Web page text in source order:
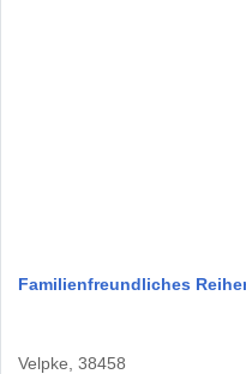
Familienfreundliches
Velpke, 38458